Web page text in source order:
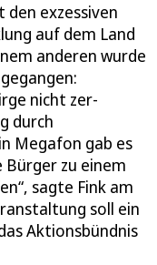
exzessiven
auf dem Land
anderen wurde
nicht zer-
durch
Megafon gab es
Bürger zu einem
sagte Fink am
soll ein
Aktionsbündnis